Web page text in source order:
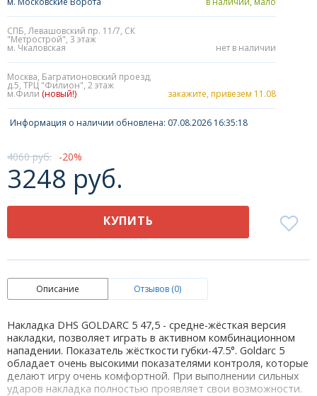
СПБ, Левашовский пр. 11/7, СК
"Метрострой", 3 этаж
м. Чкаловская нет в наличии
Москва, Багратионовский проезд,
д.5, ТРЦ "Филион", 2 этаж
м.Фили (новый!) закажите, привезем 11.08
Информация о наличии обновлена: 07.08.2026 16:35:18
4060 руб. 20
3248 руб.
КУПИТЬ
Описание Отзывов (0)
Накладка DHS GOLDARC 5 47,5 - средне-жёсткая версия
накладки, позволяет играть в активном комбинационном
нападении. Показатель жёсткости губки-47.5°. Goldarc 5
обладает очень высокими показателями контроля, которые
делают игру очень комфортной. При выполнении сильных
ударов накладка полностью проявляет свои возможности.